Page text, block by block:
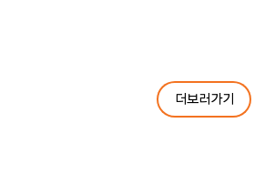
더보러가기